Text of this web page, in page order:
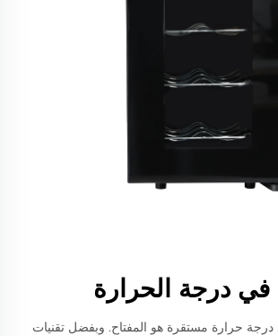
درجة الحرارة
درجة حرارة مستقرة هو المفتاح. وبفضل تقنيات